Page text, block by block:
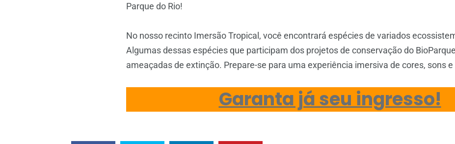
Parque do Rio!
No nosso recinto Imersão Tropical, você encontrará espécies de variados
Algumas dessas espécies que participam dos projetos de conservação do
ameaçadas de extinção. Prepare-se para uma experiência imersiva de cores, sons
Garanta já seu ingresso!